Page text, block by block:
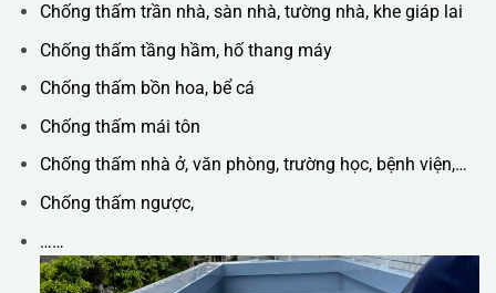
Chống thấm trần nhà, sàn nhà, tường nhà, khe giáp lai
Chống thấm tầng hầm, hố thang máy
Chống thấm bồn hoa, bể cá
Chống thấm mái tôn
Chống thấm nhà ở, văn phòng, trường học, bệnh viện,…
Chống thấm ngược,
……